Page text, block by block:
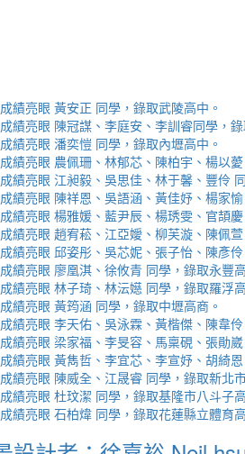
績亮眼 黃安正 同學，錄取武陵高中。
績亮眼 陳冠謀、李庭安、李訓睿同學，
績亮眼 潘奕愷 同學，錄取內壢高中。
績亮眼 農佩珊、林郁芯、陳柏宇、楊以
績亮眼 江昶毅、吳思佳、林于馨、豐伶
績亮眼 陳祥恩、吳語涵、黃佳妤、楊家
績亮眼 楊雅媛、藍尹辰、楊琇雯、官頡
績亮眼 趙宥菘、江亞嬡、柳芙漩、陳佩
績亮眼 邱姿彤、吳芯妮、張子怡、陳彥
績亮眼 廖凰淇、徐攸青 同學，錄取永豐
績亮眼 林子琦、林沄嬨 同學，錄取羅浮
績亮眼 黃筠涵 同學，錄取中壢高商。
績亮眼 李天佑、吳泳霖、黃楷傑、陳韋
績亮眼 梁家福、李旻容、馬稟硯、張勛
績亮眼 黃雋哲、李宜芯、李宣妤、胡綺
績亮眼 陳威全、江晟睿 同學，錄取新北
績亮眼 杜玟潔 同學，錄取基隆市八斗子
績亮眼 石柏煒 同學，錄取花蓮縣立體育